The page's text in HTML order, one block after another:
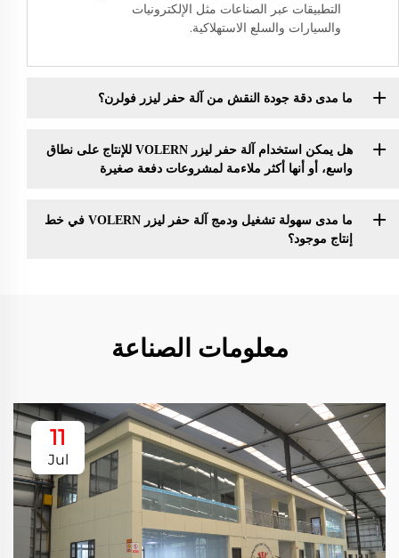
التطبيقات عبر الصناعات مثل الإلكترونيات
والسيارات والسلع الاستهلاكية.
ما مدى دقة جودة النقش من آلة حفر ليزر فولرن؟
هل يمكن استخدام آلة حفر ليزر VOLERN للإنتاج على نطاق
واسع، أو أنها أكثر ملاءمة لمشروعات دفعة صغيرة
ما مدى سهولة تشغيل ودمج آلة حفر ليزر VOLERN في خط
إنتاج موجود؟
معلومات الصناعة
11
Jul